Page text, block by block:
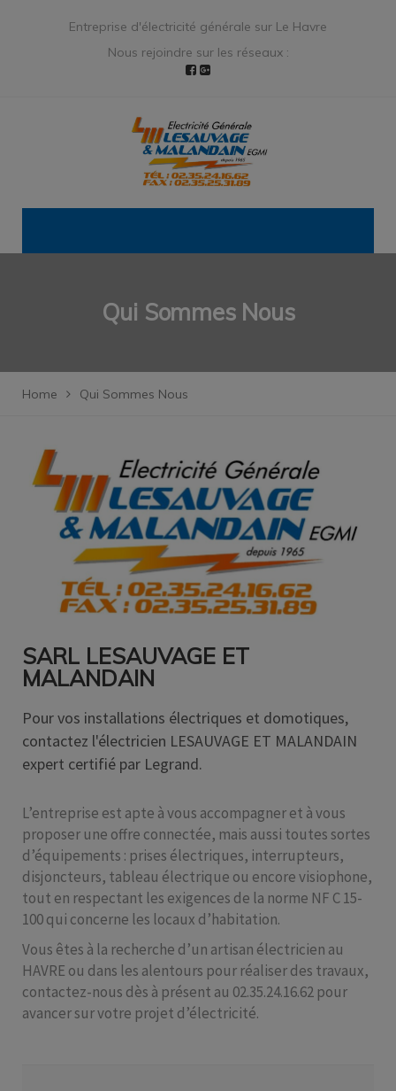
Entreprise d'électricité générale sur Le Havre
Nous rejoindre sur les réseaux :
Qui Sommes Nous
Home Qui Sommes Nous
SARL LESAUVAGE ET
MALANDAIN
Pour vos installations électriques et domotiques,
contactez l'électricien LESAUVAGE ET MALANDAIN
expert certifié par Legrand.
L’entreprise est apte à vous accompagner et à vous
proposer une offre connectée, mais aussi toutes sortes
d’équipements : prises électriques, interrupteurs,
disjoncteurs, tableau électrique ou encore visiophone,
tout en respectant les exigences de la norme NF C 15-
100 qui concerne les locaux d’habitation.
Vous êtes à la recherche d’un artisan électricien au
HAVRE ou dans les alentours pour réaliser des travaux,
contactez-nous dès à présent au 02.35.24.16.62 pour
avancer sur votre projet d’électricité.